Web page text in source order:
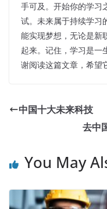
手可及。开始你的学习
试。未来属于持续学习
能实现梦想，无论是新
起来。记住，学习是一
谢阅读这篇文章，希望
中国十大未来科技
去中
You May